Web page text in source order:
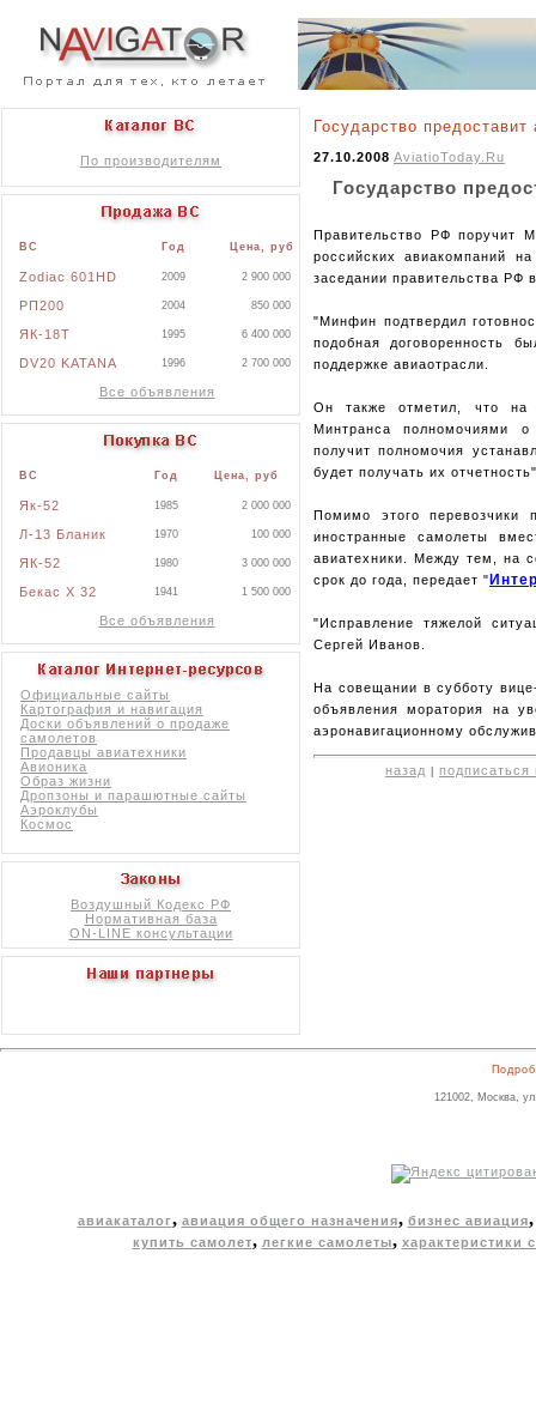
По производителям
ВС Год Цена, руб
Zodiac 601HD 2009 2 900 000
РП200 2004 850 000
ЯК-18Т 1995 6 400 000
DV20 KATANA 1996 2 700 000
Все объявления
ВС Год Цена, руб
Як-52 1985 2 000 000
Л-13 Бланик 1970 100 000
ЯК-52 1980 3 000 000
Бекас X 32 1941 1 500 000
Все объявления
Официальные сайты
Картография и навигация
Доски объявлений о продаже
самолетов
Продавцы авиатехники
Авионика
Образ жизни
Дропзоны и парашютные сайты
Аэроклубы
Космос
Воздушный Кодекс РФ
Нормативная база
ON-LINE консультации
Государство
27.10.2008 AviatioToday.Ru
Государство
Правительство РФ поручит
российских авиакомпаний
заседании правительства РФ
"Минфин подтвердил
подобная договоренность
поддержке авиаотрасли.
Он также отметил, что на
Минтранса полномочиями
получит полномочия
будет получать их
Помимо этого
иностранные самолеты
авиатехники. Между тем, на
срок до года, передает "
"Исправление тяжелой
Сергей Иванов.
На совещании в субботу
объявления моратория на
аэронавигационному
назад подписаться
121002, Москва,
авиакаталог, авиация общего назначения, бизнес авиация
купить самолет, легкие самолеты, характеристики